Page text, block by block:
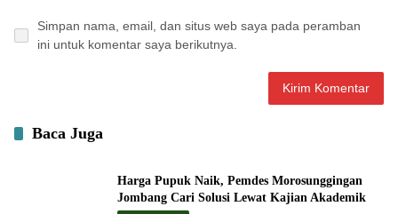
Simpan nama, email, dan situs web saya pada peramban
ini untuk komentar saya berikutnya.
Baca Juga
Harga Pupuk Naik, Pemdes Morosunggingan
Jombang Cari Solusi Lewat Kajian Akademik